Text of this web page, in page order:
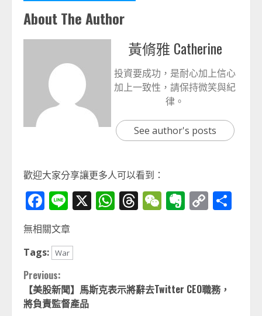
About The Author
黃脩雅 Catherine
投資要成功，是耐心加上信心
加上一致性，請保持微笑與紀
律。
See author's posts
歡迎大家分享讓更多人可以看到：
Facebook
Line
X WhatsApp
Threads
WeChat
Evernote
Copy
無相關文章
Tags: War
Continue
Reading
Previous:
【美股新聞】馬斯克表示將辭去Twitter CEO職務，
將負責監督產品